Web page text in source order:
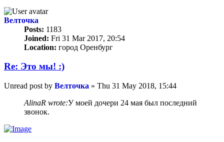
Велточка
Posts: 1183
Joined: Fri 31 Mar 2017, 20:54
Location: город Оренбург
Re: Это мы! :)
Unread post by Велточка » Thu 31 May 2018, 15:44
AlinaR wrote:У моей дочери 24 мая был последний
звонок.